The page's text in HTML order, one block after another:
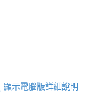
顯示電腦版詳細說明